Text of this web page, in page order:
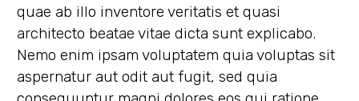
quae ab illo inventore veritatis et quasi
architecto beatae vitae dicta sunt explicabo.
Nemo enim ipsam voluptatem quia voluptas sit
aspernatur aut odit aut fugit, sed quia